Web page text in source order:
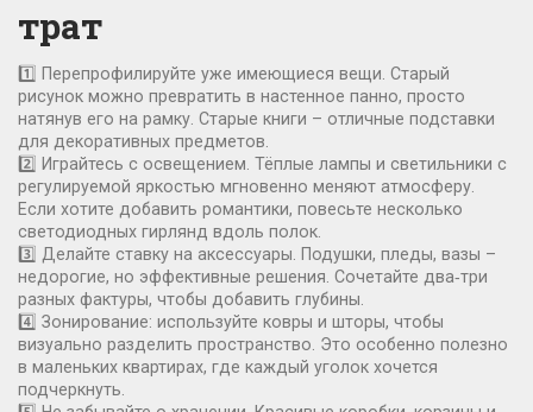
трат
1️⃣ Перепрофилируйте уже имеющиеся вещи. Старый
рисунок можно превратить в настенное панно, просто
натянув его на рамку. Старые книги – отличные подставки
для декоративных предметов.
2️⃣ Играйтесь с освещением. Тёплые лампы и светильники с
регулируемой яркостью мгновенно меняют атмосферу.
Если хотите добавить романтики, повесьте несколько
светодиодных гирлянд вдоль полок.
3️⃣ Делайте ставку на аксессуары. Подушки, пледы, вазы –
недорогие, но эффективные решения. Сочетайте два‑три
разных фактуры, чтобы добавить глубины.
4️⃣ Зонирование: используйте ковры и шторы, чтобы
визуально разделить пространство. Это особенно полезно
в маленьких квартирах, где каждый уголок хочется
подчеркнуть.